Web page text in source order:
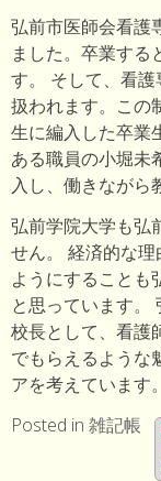
弘前市医師会看護
ました。卒業する
す。 そして、看
扱われます。この
生に編入した卒業
ある職員の小堀未
入し、働きながら
弘前学院大学も弘
せん。 経済的な
ようにすることも
と思っています。
校長として、看護
でもらえるような
アを考えています。
Posted in 雑記帳